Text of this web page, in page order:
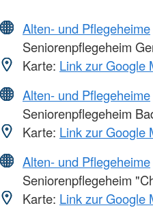
Alten- und Pflegeheime
Seniorenpflegeheim
Karte: Link zur Google
Alten- und Pflegeheime
Seniorenpflegeheim
Karte: Link zur Google
Alten- und Pflegeheime
Seniorenpflegeheim
Karte: Link zur Google